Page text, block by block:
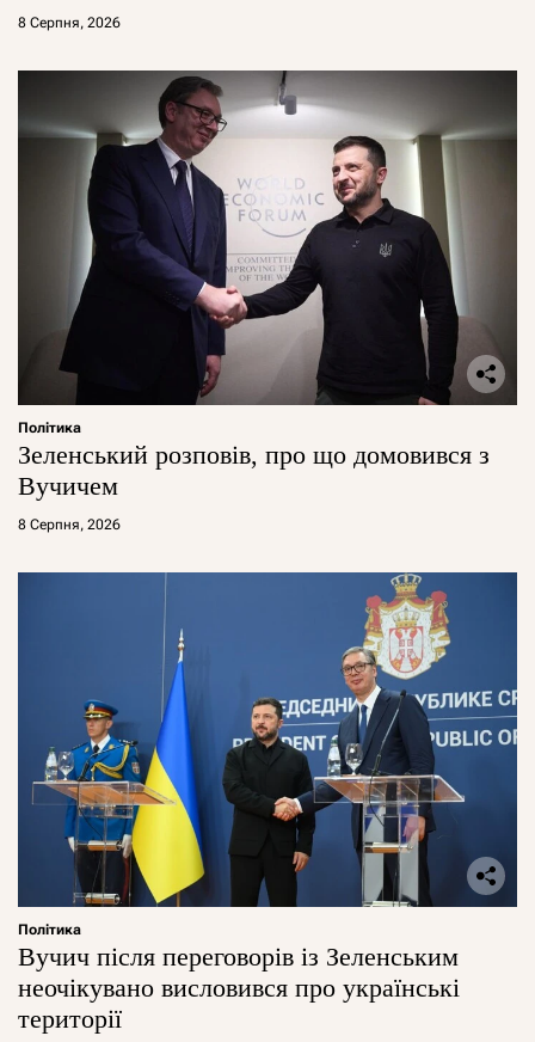
8 Серпня, 2026
Політика
Зеленський розповів, про що домовився з
Вучичем
8 Серпня, 2026
Політика
Вучич після переговорів із Зеленським
неочікувано висловився про українські
території